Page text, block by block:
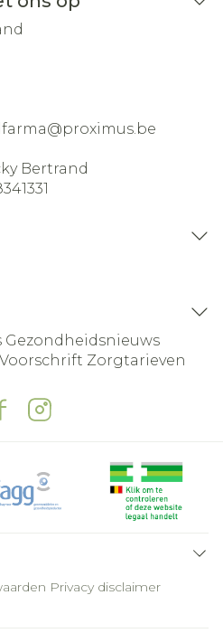
proximus.be
Bertrand
Gezondheidsnieuws
Voorschrift Zorgtarieven
Privacy disclaimer